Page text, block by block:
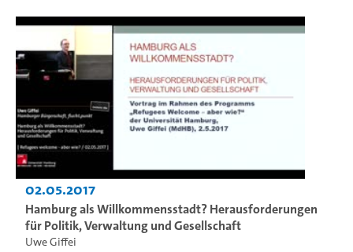
02.05.2017
Hamburg als Willkommensstadt? Herausforderungen
für Politik, Verwaltung und Gesellschaft
Uwe Giffei